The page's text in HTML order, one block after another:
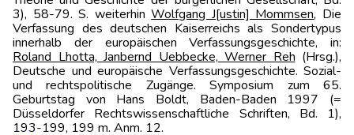
3), 58-79. S. weiterhinWolfgang J[ustin] Mommsen, Die
Verfassung des deutschen Kaiserreichs als Sondertypus
innerhalb der europäischen Verfassungsgeschichte, in:
Roland Lhotta, Janbernd Uebbecke, Werner Reh (Hrsg.),
Deutsche und europäische Verfassungsgeschichte. Sozial-
und rechtspolitische Zugänge. Symposium zum 65.
Geburtstag von Hans Boldt, Baden-Baden 1997 (=
Düsseldorfer Rechtswissenschaftliche Schriften, Bd. 1),
193-199, 199 m. Anm. 12.